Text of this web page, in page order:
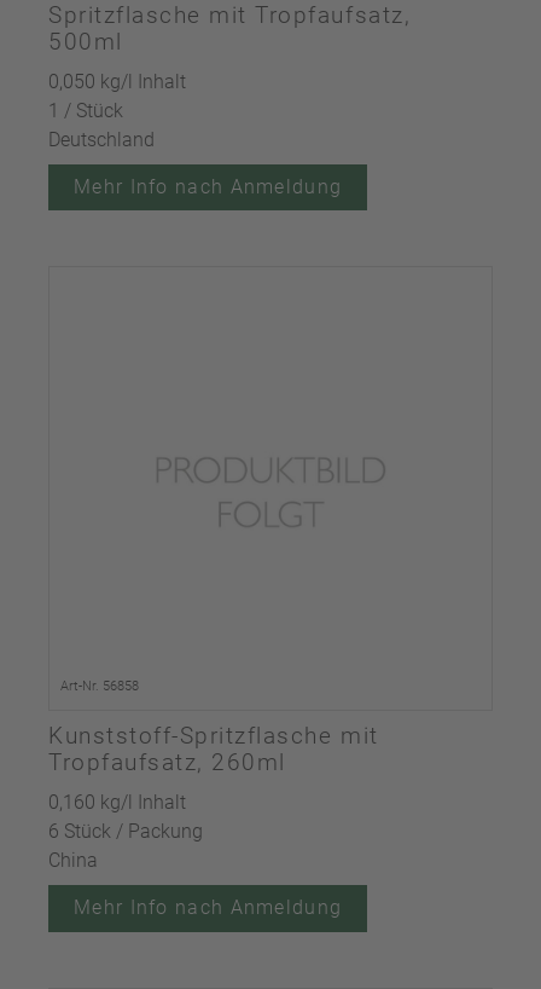
Spritzflasche mit Tropfaufsatz,
500ml
0,050 kg/l Inhalt
1 / Stück
Deutschland
Mehr Info nach Anmeldung
Art-Nr. 56858
Kunststoff-Spritzflasche mit
Tropfaufsatz, 260ml
0,160 kg/l Inhalt
6 Stück / Packung
China
Mehr Info nach Anmeldung